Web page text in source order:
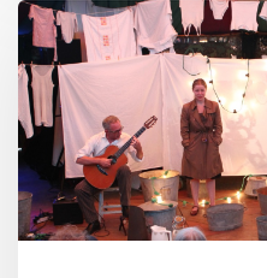
Image